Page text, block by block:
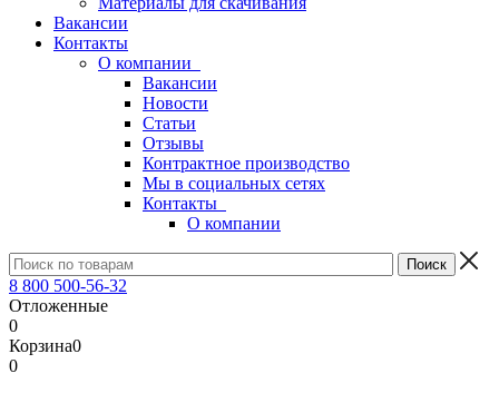
Вакансии
Контакты
О компании
Вакансии
Новости
Статьи
Отзывы
Контрактное производство
Мы в социальных сетях
Контакты
О компании
8 800 500-56-32
Отложенные
0
Корзина0
0